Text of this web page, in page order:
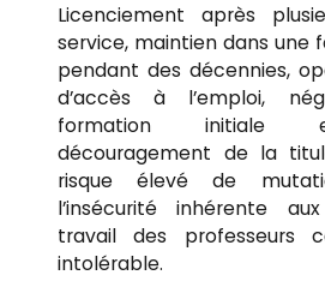
Licenciement après
service, maintien dans une
pendant des décennies,
d’accès à l’emploi,
formation initiale
découragement de la
risque élevé de
l’insécurité inhérente
travail des professeurs
intolérable.